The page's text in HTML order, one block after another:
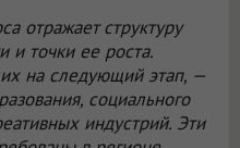
отражает структуру
и точки ее роста.
на следующий этап, —
социального
индустрий. Эти